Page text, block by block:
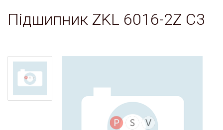
Підшипник ZKL 6016-2Z C3